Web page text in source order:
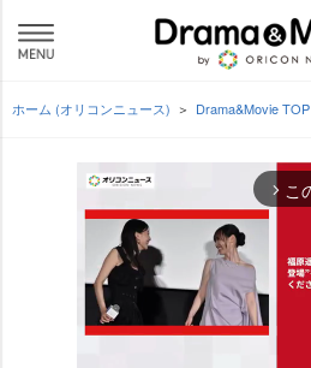
ホーム (オリコンニュース) Drama&Movie TOP
arrow_forward_ios こ